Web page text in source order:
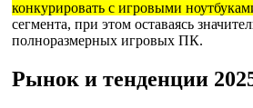
конкурировать с игровыми
сегмента, при этом оставаясь
полноразмерных игровых ПК.
Рынок и тенденции